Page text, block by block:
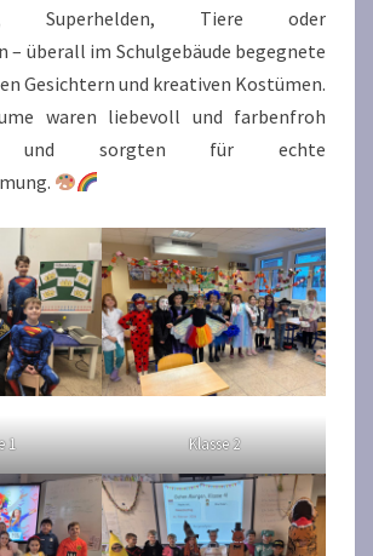
Superhelden, Tiere oder
– überall im Schulgebäude begegnete
Gesichtern und kreativen Kostümen.
waren liebevoll und farbenfroh
und sorgten für echte
1 Klasse 2